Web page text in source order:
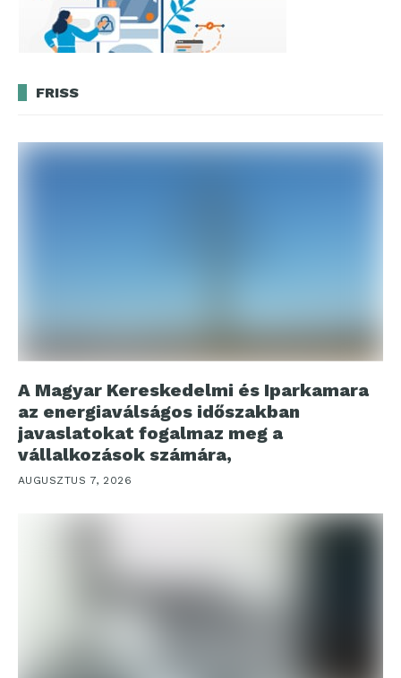
FRISS
A Magyar Kereskedelmi és Iparkamara
az energiaválságos időszakban
javaslatokat fogalmaz meg a
vállalkozások számára,
AUGUSZTUS 7, 2026